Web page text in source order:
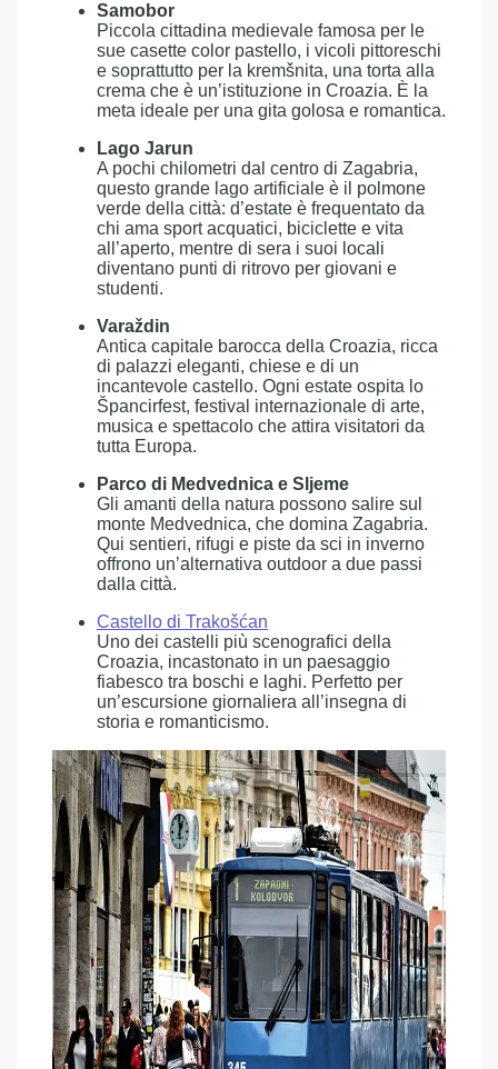
Samobor
Piccola cittadina medievale famosa per le
sue casette color pastello, i vicoli pittoreschi
e soprattutto per la kremšnita, una torta alla
crema che è un’istituzione in Croazia. È la
meta ideale per una gita golosa e romantica.
Lago Jarun
A pochi chilometri dal centro di Zagabria,
questo grande lago artificiale è il polmone
verde della città: d’estate è frequentato da
chi ama sport acquatici, biciclette e vita
all’aperto, mentre di sera i suoi locali
diventano punti di ritrovo per giovani e
studenti.
Varaždin
Antica capitale barocca della Croazia, ricca
di palazzi eleganti, chiese e di un
incantevole castello. Ogni estate ospita lo
Špancirfest, festival internazionale di arte,
musica e spettacolo che attira visitatori da
tutta Europa.
Parco di Medvednica e Sljeme
Gli amanti della natura possono salire sul
monte Medvednica, che domina Zagabria.
Qui sentieri, rifugi e piste da sci in inverno
offrono un’alternativa outdoor a due passi
dalla città.
Castello di Trakošćan
Uno dei castelli più scenografici della
Croazia, incastonato in un paesaggio
fiabesco tra boschi e laghi. Perfetto per
un’escursione giornaliera all’insegna di
storia e romanticismo.